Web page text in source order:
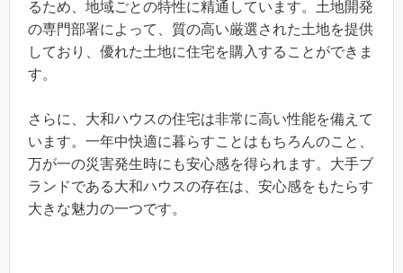
るため、地域ごとの特性に精通しています。土地開発
の専門部署によって、質の高い厳選された土地を提供
しており、優れた土地に住宅を購入することができま
す。
さらに、大和ハウスの住宅は非常に高い性能を備えて
います。一年中快適に暮らすことはもちろんのこと、
万が一の災害発生時にも安心感を得られます。大手ブ
ランドである大和ハウスの存在は、安心感をもたらす
大きな魅力の一つです。